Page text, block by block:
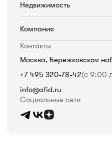
Недвижимость
Компания
Контакты
Москва, Бережковская
+7 495 320-78-42(с 9:00
info@afid.ru
Социальные сети